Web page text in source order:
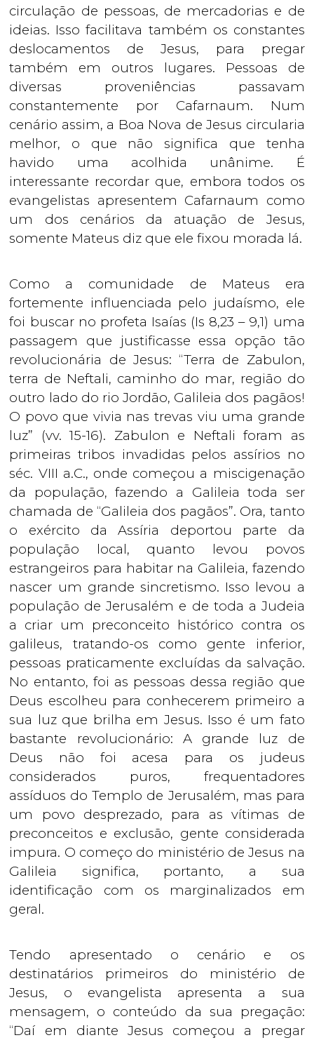
circulação de pessoas, de mercadorias e de
ideias. Isso facilitava também os constantes
deslocamentos de Jesus, para pregar
também em outros lugares. Pessoas de
diversas proveniências passavam
constantemente por Cafarnaum. Num
cenário assim, a Boa Nova de Jesus circularia
melhor, o que não significa que tenha
havido uma acolhida unânime. É
interessante recordar que, embora todos os
evangelistas apresentem Cafarnaum como
um dos cenários da atuação de Jesus,
somente Mateus diz que ele fixou morada lá.
Como a comunidade de Mateus era
fortemente influenciada pelo judaísmo, ele
foi buscar no profeta Isaías (Is 8,23 – 9,1) uma
passagem que justificasse essa opção tão
revolucionária de Jesus: “Terra de Zabulon,
terra de Neftali, caminho do mar, região do
outro lado do rio Jordão, Galileia dos pagãos!
O povo que vivia nas trevas viu uma grande
luz” (vv. 15-16). Zabulon e Neftali foram as
primeiras tribos invadidas pelos assírios no
séc. VIII a.C., onde começou a miscigenação
da população, fazendo a Galileia toda ser
chamada de “Galileia dos pagãos”. Ora, tanto
o exército da Assíria deportou parte da
população local, quanto levou povos
estrangeiros para habitar na Galileia, fazendo
nascer um grande sincretismo. Isso levou a
população de Jerusalém e de toda a Judeia
a criar um preconceito histórico contra os
galileus, tratando-os como gente inferior,
pessoas praticamente excluídas da salvação.
No entanto, foi as pessoas dessa região que
Deus escolheu para conhecerem primeiro a
sua luz que brilha em Jesus. Isso é um fato
bastante revolucionário: A grande luz de
Deus não foi acesa para os judeus
considerados puros, frequentadores
assíduos do Templo de Jerusalém, mas para
um povo desprezado, para as vítimas de
preconceitos e exclusão, gente considerada
impura. O começo do ministério de Jesus na
Galileia significa, portanto, a sua
identificação com os marginalizados em
geral.
Tendo apresentado o cenário e os
destinatários primeiros do ministério de
Jesus, o evangelista apresenta a sua
mensagem, o conteúdo da sua pregação:
“Daí em diante Jesus começou a pregar